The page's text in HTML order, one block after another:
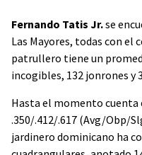
Fernando Tatis Jr.se
Las Mayores, todas con
patrullero tiene un
incogibles, 132 jonrones y
Hasta el momento cuenta
.350/.412/.617 (Avg/Obp/
jardinero dominicano ha